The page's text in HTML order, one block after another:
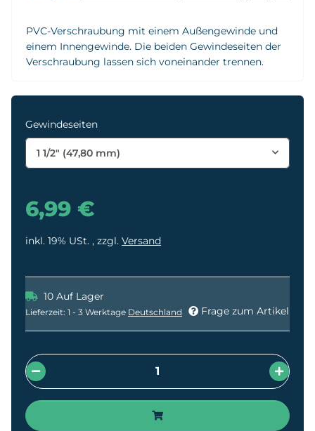
PVC-Verschraubung mit einem Außengewinde und
einem Innengewinde. Die beiden Gewindeseiten der
Verschraubung lassen sich voneinander trennen.
Gewindeseiten
1 1/2" (47,80 mm)
6,99 €
inkl. 19% USt. , zzgl. Versand
10 Auf Lager
Lieferzeit: 1 - 3 Werktage Deutschland Frage zum Artikel